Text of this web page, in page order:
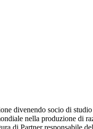
divenendo socio di
nella produzione di
di Partner responsabile